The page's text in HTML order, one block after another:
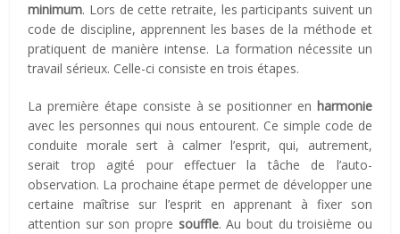
minimum. Lors de cette retraite, les participants suivent un
code de discipline, apprennent les bases de la méthode et
pratiquent de manière intense. La formation nécessite un
travail sérieux. Celle-ci consiste en trois étapes.
La première étape consiste à se positionner en harmonie
avec les personnes qui nous entourent. Ce simple code de
conduite morale sert à calmer l’esprit, qui, autrement,
serait trop agité pour effectuer la tâche de l’auto-
observation. La prochaine étape permet de développer une
certaine maîtrise sur l’esprit en apprenant à fixer son
attention sur son propre souffle. Au bout du troisième ou